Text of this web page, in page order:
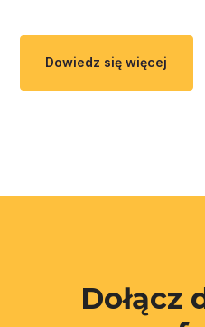
Dowiedz się więcej
Dołącz